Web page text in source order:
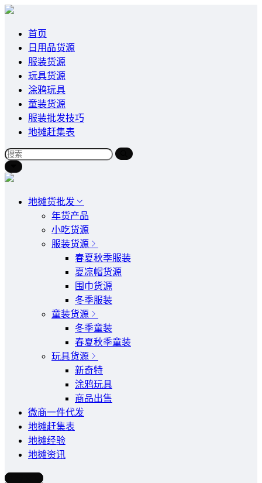
首页
日用品货源
服装货源
玩具货源
涂鸦玩具
童装货源
服装批发技巧
地摊赶集表
地摊货批发
年货产品
小吃货源
服装货源
春夏秋季服装
夏凉帽货源
围巾货源
冬季服装
童装货源
冬季童装
春夏秋季童装
玩具货源
新奇特
涂鸦玩具
商品出售
微商一件代发
地摊赶集表
地摊经验
地摊资讯
写文章